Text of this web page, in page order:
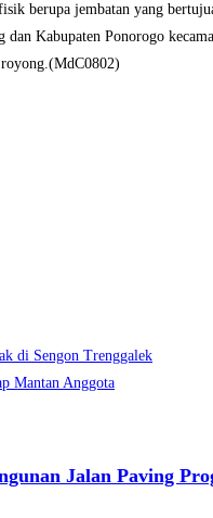
berupa jembatan yang
dan Kabupaten Ponorogo
royong.(MdC0802)
di Sengon Trenggalek
Mantan Anggota
Jalan Paving